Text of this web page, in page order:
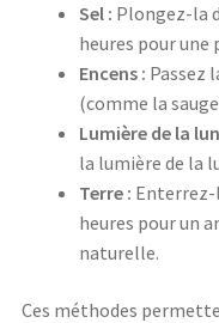
Sel : Plongez-la
heures pour
Encens : Passez
(comme la
Lumière de la
la lumière de la
Terre : Enterrez-
heures pour un
naturelle.
Ces méthodes